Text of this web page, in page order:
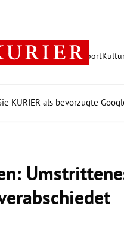
PolitikWirtschaft Sport
KURIER als bevorzugte